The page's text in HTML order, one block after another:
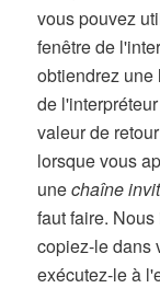
vous pouvez
fenêtre de
obtiendrez
de
valeur de
lorsque vous
unechaîne
faut faire.
copiez-le dans
exécutez-le à